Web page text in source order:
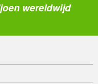
wereldwijd